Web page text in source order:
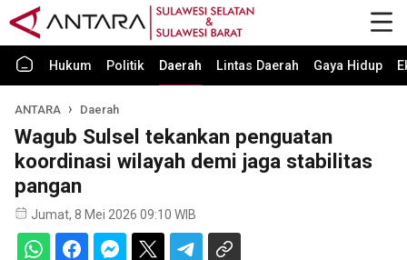
Hukum Politik Daerah Lintas Daerah Gaya Hidup
ANTARA Daerah
Wagub Sulsel tekankan penguatan
koordinasi wilayah demi jaga stabilitas
pangan
Jumat, 8 Mei 2026 09:10 WIB